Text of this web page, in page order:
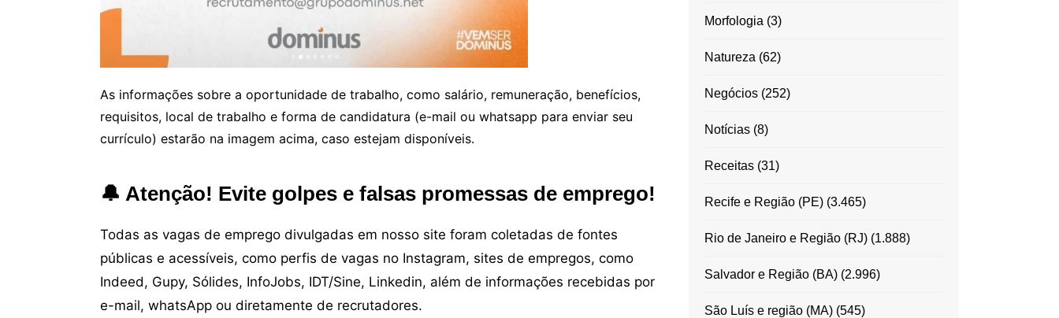
As informações sobre a oportunidade de trabalho, como salário, remuneração, benefícios,
requisitos, local de trabalho e forma de candidatura (e-mail ou whatsapp para enviar seu
currículo) estarão na imagem acima, caso estejam disponíveis.
🔔 Atenção! Evite golpes e falsas promessas de emprego!
Todas as vagas de emprego divulgadas em nosso site foram coletadas de fontes
públicas e acessíveis, como perfis de vagas no Instagram, sites de empregos, como
Indeed, Gupy, Sólides, InfoJobs, IDT/Sine, Linkedin, além de informações recebidas por
e-mail, whatsApp ou diretamente de recrutadores.
Morfologia (3)
Natureza (62)
Negócios(252)
Notícias(8)
Receitas(31)
Recife e Região (PE)(3.465)
Rio de Janeiro e Região (RJ)(1.888)
Salvador e Região (BA)(2.996)
São Luís e região (MA)(545)